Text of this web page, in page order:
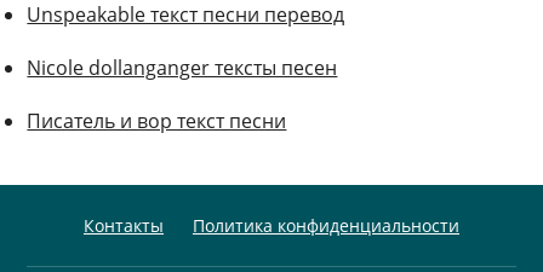
Unspeakable текст песни перевод
Nicole dollanganger тексты песен
Писатель и вор текст песни
Контакты Политика конфиденциальности